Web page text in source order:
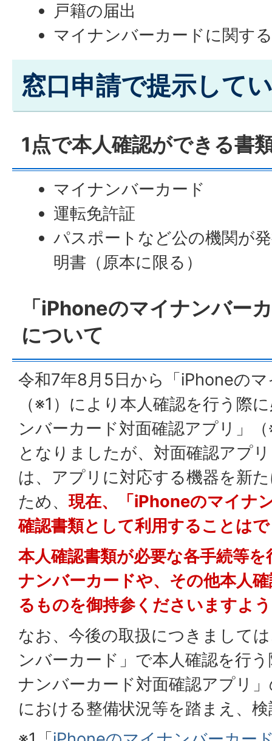
戸籍の届出
マイナンバーカードに関す
窓口申請で提示して
1点で本人確認ができる書
マイナンバーカード
運転免許証
パスポートなど公の機関が
明書（原本に限る）
「iPhoneのマイナンバー
について
令和7年8月5日から「iPhoneの
（※1）により本人確認を行う際
ンバーカード対面確認アプリ」
となりましたが、対面確認アプ
は、アプリに対応する機器を新
ため、現在、「iPhoneのマイナ
確認書類として利用することは
本人確認書類が必要な各手続等
ナンバーカードや、その他本人
るものを御持参くださいますよ
なお、今後の取扱につきまして
ンバーカード」で本人確認を行
ナンバーカード対面確認アプリ
における整備状況等を踏まえ、